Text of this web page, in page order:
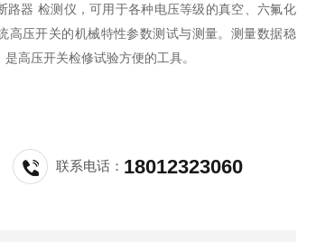
路器 检测仪，可用于各种电压等级的真空、六氟化
高压开关的机械特性参数测试与测量。测量数据稳
高压开关检修试验方便的工具。
联系电话： 18012323060